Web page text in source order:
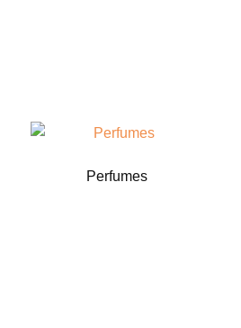
Perfumes